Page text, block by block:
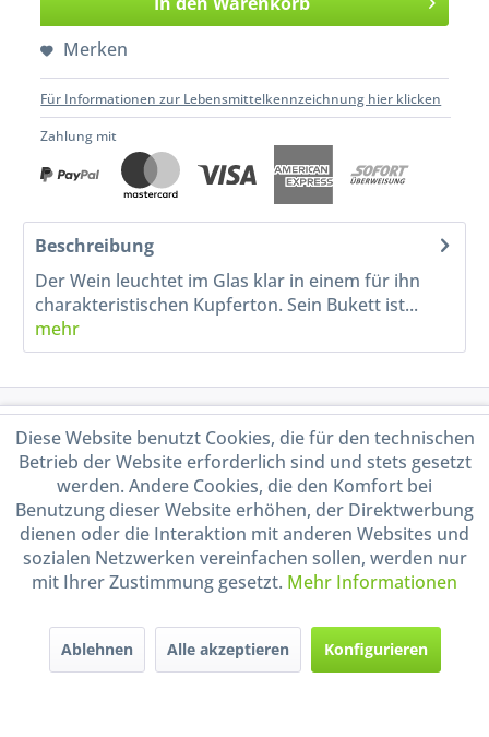
Merken
Für Informationen zur Lebensmittelkennzeichnung hier klicken
Zahlung mit
Beschreibung
Der Wein leuchtet im Glas klar in einem für ihn
charakteristischen Kupferton. Sein Bukett ist...
mehr
Service Hotline
Shop Service
Informationen
Handel mit BIO-Weinen
durch DE-ÖKO-009
Diese Website benutzt Cookies, die für den technischen
Betrieb der Website erforderlich sind und stets gesetzt
werden. Andere Cookies, die den Komfort bei
Benutzung dieser Website erhöhen, der Direktwerbung
dienen oder die Interaktion mit anderen Websites und
sozialen Netzwerken vereinfachen sollen, werden nur
mit Ihrer Zustimmung gesetzt. Mehr Informationen
Ablehnen Alle akzeptieren Konfigurieren